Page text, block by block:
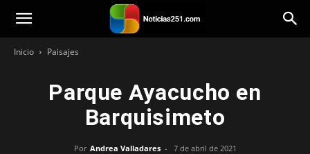
Noticias251
Inicio Paisajes
Parque Ayacucho en
Barquisimeto
Por Andrea Valladares - 7 de abril de 2021